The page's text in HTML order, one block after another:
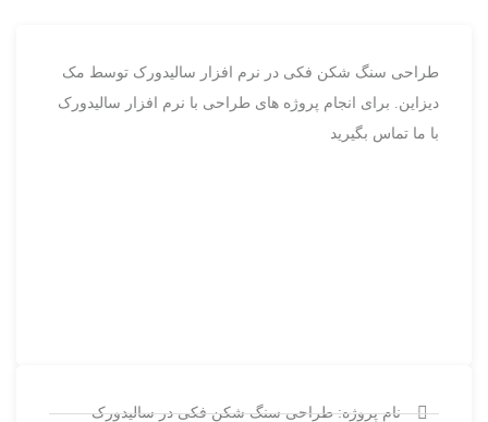
طراحی سنگ شکن فکی در نرم افزار سالیدورک توسط مک
دیزاین. برای انجام پروژه های طراحی با نرم افزار سالیدورک
با ما تماس بگیرید
نام پروژه: طراحی سنگ شکن فکی در سالیدورک